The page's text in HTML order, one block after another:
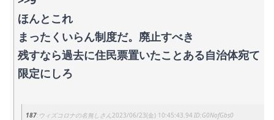
ほんとこれ
まったくいらん制度だ。廃止すべき
残すなら過去に住民票置いたことある自治体宛て
限定にしろ
187 ウィズコロナの名無しさん 2023/06/23(金) 10:45:43.94 G0NofGbs0